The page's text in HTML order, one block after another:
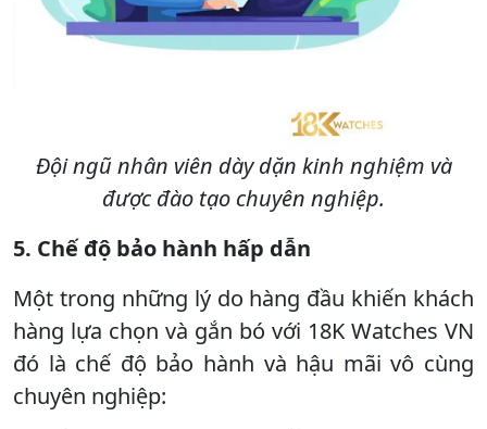
Đội ngũ nhân viên dày dặn kinh nghiệm và
được đào tạo chuyên nghiệp.
5. Chế độ bảo hành hấp dẫn
Một trong những lý do hàng đầu khiến khách
hàng lựa chọn và gắn bó với 18K Watches VN
đó là chế độ bảo hành và hậu mãi vô cùng
chuyên nghiệp: